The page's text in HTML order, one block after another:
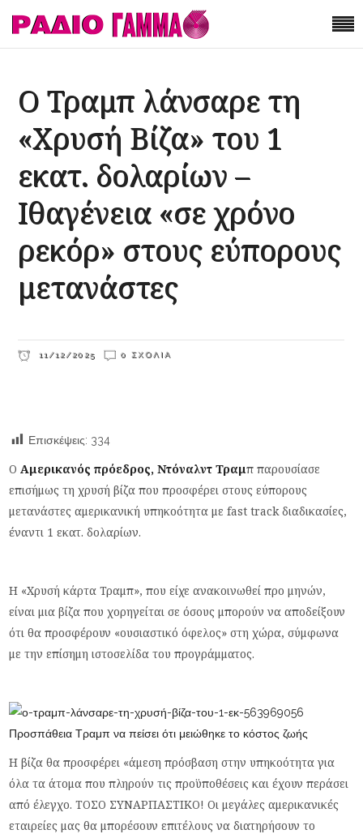
Ο Τραμπ λάνσαρε τη
«Χρυσή Βίζα» του 1
εκατ. δολαρίων –
Ιθαγένεια «σε χρόνο
ρεκόρ» στους εύπορους
μετανάστες
11/12/2025 0 ΣΧΌΛΙΑ
Επισκέψεις: 334
ΟΑμερικανός πρόεδρος, Ντόναλντ Τραμπ παρουσίασε
επισήμως τη χρυσή βίζα που προσφέρει στους εύπορους
μετανάστες αμερικανική υπηκοότητα μεfast trackδιαδικασίες,
έναντι 1 εκατ. δολαρίων.
Η «Χρυσή κάρτα Τραμπ», που είχε ανακοινωθεί προ μηνών,
είναι μια βίζα που χορηγείται σε όσους μπορούν να αποδείξουν
ότι θα προσφέρουν «ουσιαστικό όφελος»στη χώρα, σύμφωνα
με την επίσημη ιστοσελίδα του προγράμματος.
Προσπάθεια Τραμπ να πείσει ότι μειώθηκε το κόστος ζωής
Η βίζα θα προσφέρει «άμεση πρόσβαση στην υπηκοότητα για
όλα τα άτομα που πληρούν τις προϋποθέσεις και έχουν περάσει
από έλεγχο. ΤΟΣΟ ΣΥΝΑΡΠΑΣΤΙΚΟ! Οι μεγάλες αμερικανικές
εταιρείες μας θα μπορέσουν επιτέλους να διατηρήσουν το